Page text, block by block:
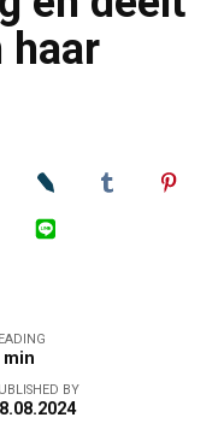
haar
min
BY